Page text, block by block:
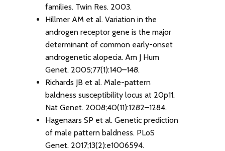
families. Twin Res. 2003.
Hillmer AM et al. Variation in the
androgen receptor gene is the major
determinant of common early-onset
androgenetic alopecia. Am J Hum
Genet. 2005;77(1):140–148.
Richards JB et al. Male-pattern
baldness susceptibility locus at 20p11.
Nat Genet. 2008;40(11):1282–1284.
Hagenaars SP et al. Genetic prediction
of male pattern baldness. PLoS
Genet. 2017;13(2):e1006594.